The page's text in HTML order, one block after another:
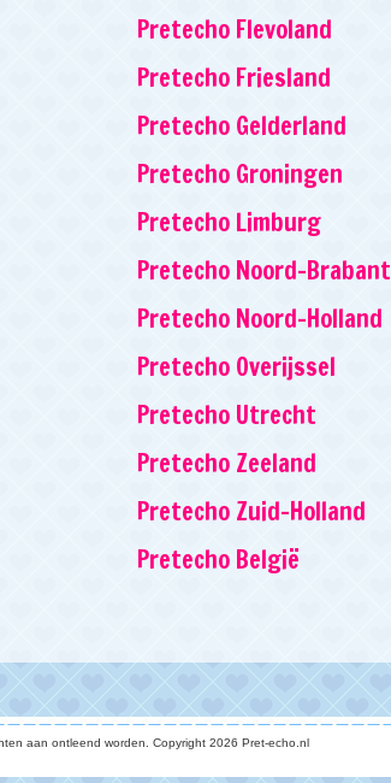
Pretecho Flevoland
Pretecho Friesland
Pretecho Gelderland
Pretecho Groningen
Pretecho Limburg
Pretecho Noord-Brabant
Pretecho Noord-Holland
Pretecho Overijssel
Pretecho Utrecht
Pretecho Zeeland
Pretecho Zuid-Holland
Pretecho België
aan ontleend worden. Copyright 2026 Pret-echo.nl